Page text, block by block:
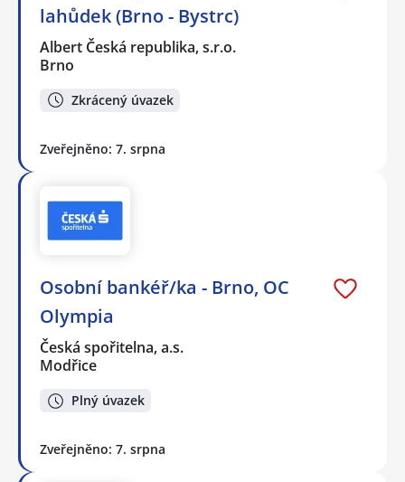
lahůdek (Brno - Bystrc)
Albert Česká republika, s.r.o.
Brno
Zkrácený úvazek
Zveřejněno: 7. srpna
Osobní bankéř/ka - Brno, OC
Olympia
Česká spořitelna, a.s.
Modřice
Plný úvazek
Zveřejněno: 7. srpna